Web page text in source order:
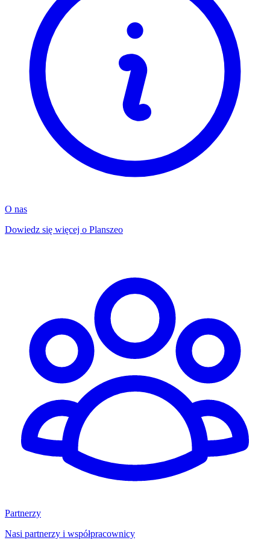
O nas
Dowiedz się więcej o Planszeo
Partnerzy
Nasi partnerzy i współpracownicy